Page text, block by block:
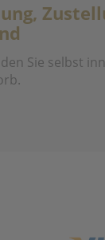
Sie selbst